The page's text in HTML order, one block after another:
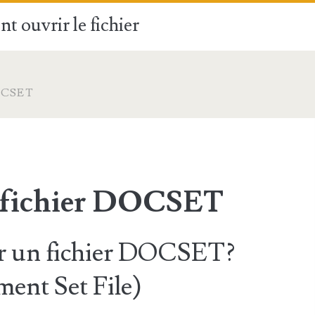
ouvrir le fichier
DOCSET
fichier DOCSET?
Set File)